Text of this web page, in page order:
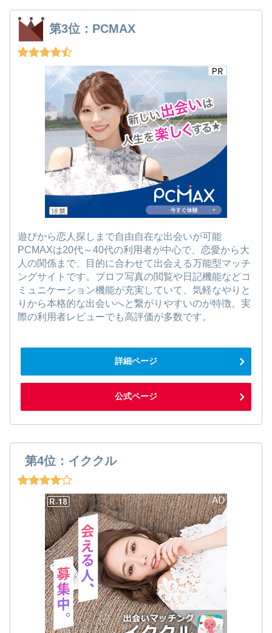
第3位：PCMAX
遊びから恋人探しまで自由自在な出会いが可能
PCMAXは20代～40代の利用者が中心で、恋愛から大
人の関係まで、目的に合わせて出会える万能型マッチ
ングサイトです。プロフ写真の閲覧や日記機能などコ
ミュニケーション機能が充実していて、気軽なやりと
りから本格的な出会いへと繋がりやすいのが特徴。実
際の利用者レビューでも高評価が多数です。
詳細ページ
公式ページ
第4位：イククル